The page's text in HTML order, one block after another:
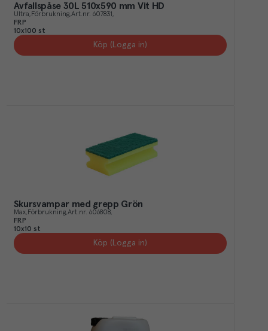
Avfallspåse 30L 510x590 mm Vit HD
Ultra Förbrukning Art.nr. 607831
FRP
10x100 st
Köp (Logga in)
Skursvampar med grepp Grön
Max Förbrukning Art.nr. 606808
FRP
10x10 st
Köp (Logga in)